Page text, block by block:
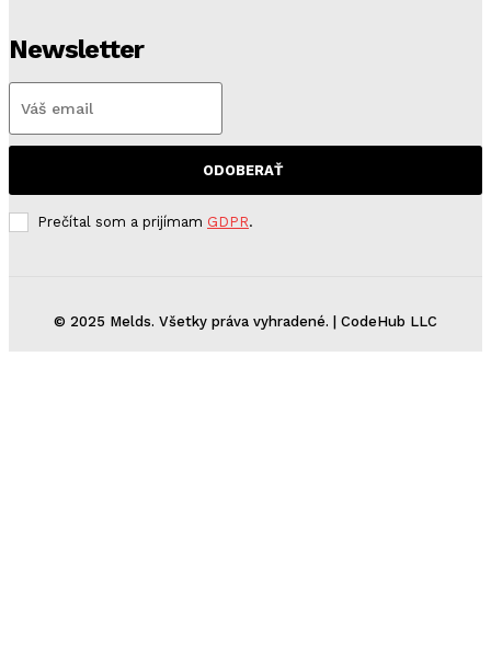
Newsletter
ODOBERAŤ
Prečítal som a prijímam GDPR.
© 2025 Melds. Všetky práva vyhradené. | CodeHub LLC